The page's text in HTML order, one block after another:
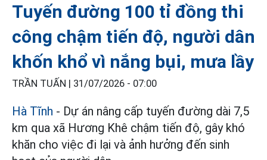
Tuyến đường 100 tỉ đồng thi
công chậm tiến độ, người dân
khốn khổ vì nắng bụi, mưa lầy
TRẦN TUẤN | 31/07/2026 - 07:00
Hà Tĩnh - Dự án nâng cấp tuyến đường dài 7,5
km qua xã Hương Khê chậm tiến độ, gây khó
khăn cho việc đi lại và ảnh hưởng đến sinh